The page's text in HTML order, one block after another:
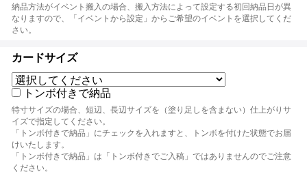
納品方法がイベント搬入の場合、搬入方法によって設定する初回納品日が異
なりますので、「イベントから設定」からご希望のイベントを選択してくだ
さい。
カードサイズ
トンボ付きで納品
特寸サイズの場合、短辺、長辺サイズを（塗り足しを含まない）仕上がりサ
イズで指定してください。
「トンボ付きで納品」にチェックを入れますと、トンボを付けた状態でお届
けいたします。
「トンボ付きで納品」は「トンボ付きでご入稿」ではありませんのでご注意
ください。